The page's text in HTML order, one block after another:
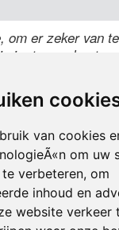
van cookies
om uw
verbeteren, om
inhoud en
website verkeer
om er zeker van
is, typ